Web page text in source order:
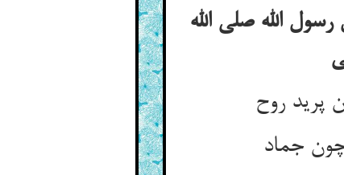
الله صلی الله